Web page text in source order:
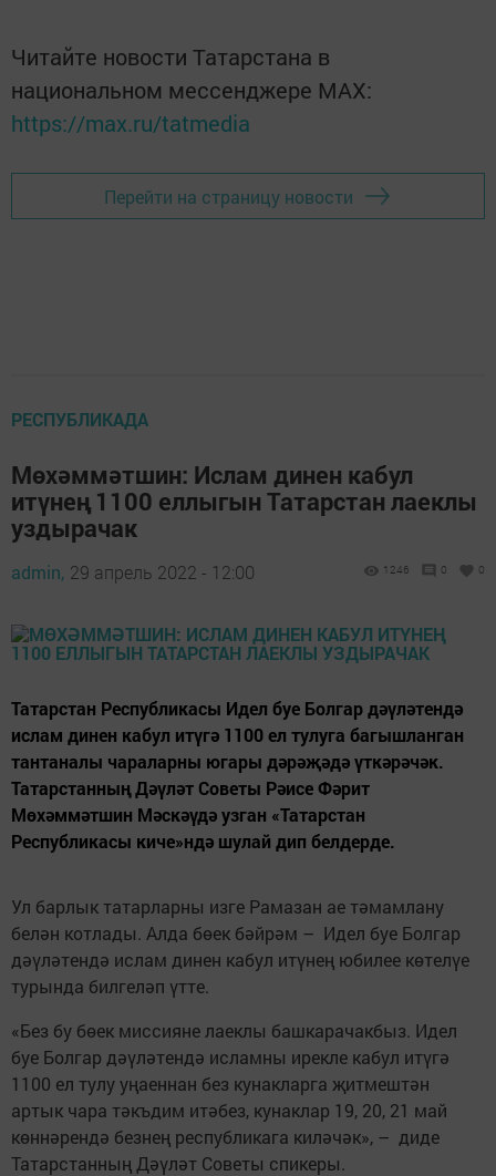
Читайте новости Татарстана в
национальном мессенджере MАХ:
https://max.ru/tatmedia
Перейти на страницу новости
РЕСПУБЛИКАДА
Мөхәммәтшин: Ислам динен кабул
итүнең 1100 еллыгын Татарстан лаеклы
уздырачак
admin, 29 апрель 2022 - 12:00 1246 0 0
Татарстан Республикасы Идел буе Болгар дәүләтендә
ислам динен кабул итүгә 1100 ел тулуга багышланган
тантаналы чараларны югары дәрәҗәдә үткәрәчәк.
Татарстанның Дәүләт Советы Рәисе Фәрит
Мөхәммәтшин Мәскәүдә узган «Татарстан
Республикасы киче»ндә шулай дип белдерде.
Ул барлык татарларны изге Рамазан ае тәмамлану
белән котлады. Алда бөек бәйрәм – Идел буе Болгар
дәүләтендә ислам динен кабул итүнең юбилее көтелүе
турында билгеләп үтте.
«Без бу бөек миссияне лаеклы башкарачакбыз. Идел
буе Болгар дәүләтендә исламны ирекле кабул итүгә
1100 ел тулу уңаеннан без кунакларга җитмештән
артык чара тәкъдим итәбез, кунаклар 19, 20, 21 май
көннәрендә безнең республикага киләчәк», – диде
Татарстанның Дәүләт Советы спикеры.